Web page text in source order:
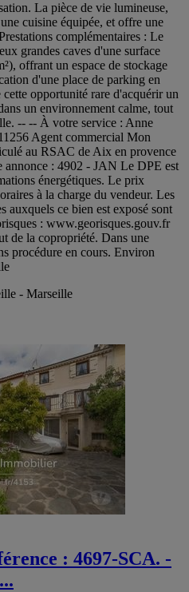
La pièce de vie lumineuse,
cuisine équipée, et offre une
complémentaires : Le
grandes caves d'une surface
offrant un espace de stockage
d'une place de parking en
opportunité rare d'acquérir un
un environnement calme, tout
-- -- À votre service : Anne
Agent commercial Mon
au RSAC de Aix en provence
annonce : 4902 - JAN Le DPE est
énergétiques. Le prix
à la charge du vendeur. Les
auxquels ce bien est exposé sont
: www.georisques.gouv.fr
de la copropriété. Dans une
procédure en cours. Environ
- Marseille
: 4697-SCA. -